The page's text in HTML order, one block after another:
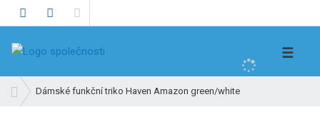
☰
v
Dámské funkční triko Haven Amazon green/white